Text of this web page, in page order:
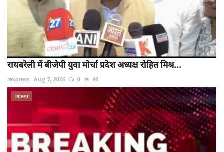
रायबरेली में बीजेपी युवा मोर्चा प्रदेश अध्यक्ष रोहित मिश्र...
rexpress Aug 7, 2026 0 44
latest